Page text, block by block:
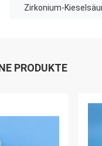
Zirkonium-
PRODUKTE